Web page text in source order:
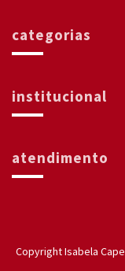
categorias
institucional
atendimento
Copyright Isabela